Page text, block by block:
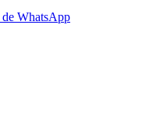
WhatsApp